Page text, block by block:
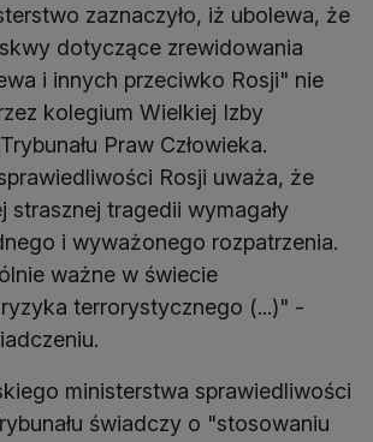
zaznaczyło, iż ubolewa, że
dotyczące zrewidowania
i innych przeciwko Rosji" nie
kolegium Wielkiej Izby
Praw Człowieka.
Rosji uważa, że
strasznej tragedii wymagały
i wyważonego rozpatrzenia.
ważne w świecie
terrorystycznego (...)" -
ministerstwa sprawiedliwości
świadczy o "stosowaniu